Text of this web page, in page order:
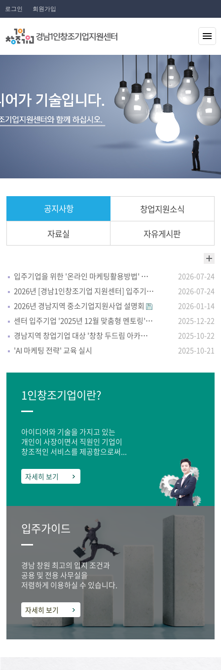
로그인 회원가입
공지사항 창업지원소식
자료실 자유게시판
입주기업을 위한 '온라인 마케팅활용방법' 자체교육 실시
2026-07-24
2026년 [경남1인창조기업 지원센터] 입주기업 모집 안내
2026-07-24
2026년 경남지역 중소기업지원사업 설명회
2026-01-14
센터 입주기업 '2025년 12월 맞춤형 멘토링'실시
2025-12-22
경남지역 창업기업 대상 '창창 두드림 아카데미'
2025-10-22
'AI 마케팅 전략' 교육 실시
2025-10-21
1인창조기업이란?
아이디어와 기술을 가지고 있는
개인이 사장이면서 직원인 기업이
창조적인 서비스를 제공함으로써...
자세히 보기
입주가이드
경남 창원 최고의 입지 조건과
공용 및 전용 사무실을
저렴하게 이용하실 수 있습니다.
자세히 보기